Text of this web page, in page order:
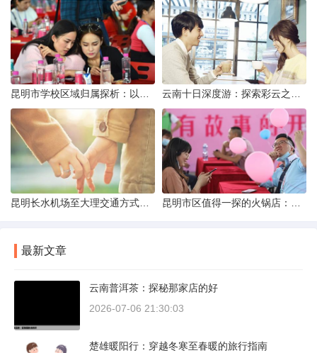
最新文章
云南普洱茶：探秘那家店的好
2026-07-06 21:30:03
楚雄暖阳行：穿越冬寒至春暖的旅行指南